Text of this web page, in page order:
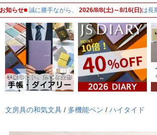
知らせ■ 誠に勝手ながら、 2026/8/8(土)～8/16(日)は長
文房具の和気文具 / 多機能ペン / ハイタイド